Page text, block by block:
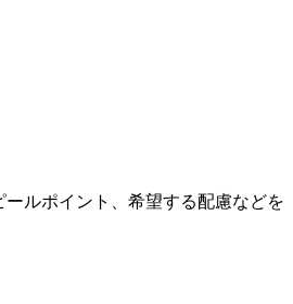
ルポイント、希望する配慮などを